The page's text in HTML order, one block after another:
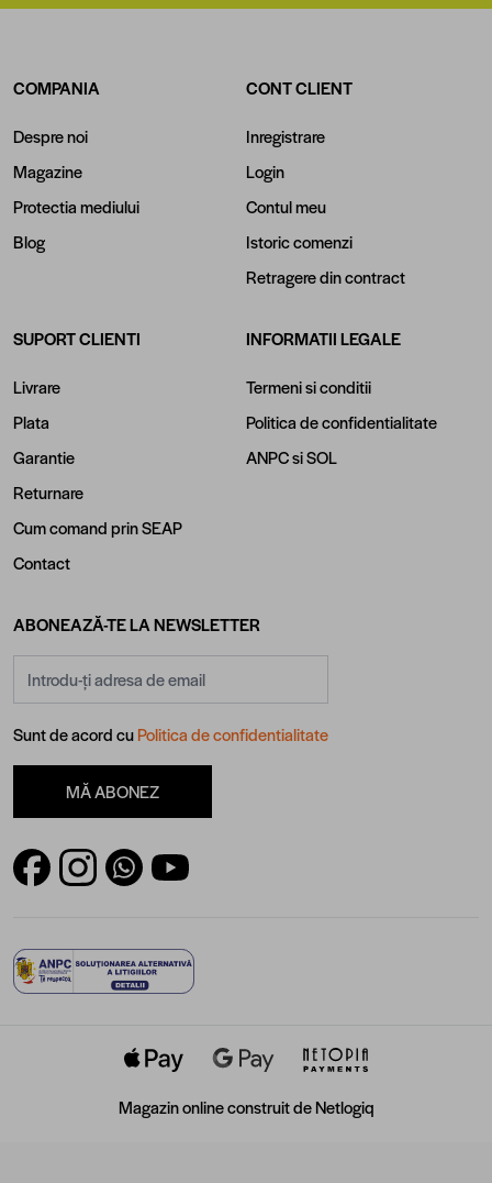
COMPANIA
Despre noi
Magazine
Protectia mediului
Blog
CONT CLIENT
Inregistrare
Login
Contul meu
Istoric comenzi
Retragere din contract
SUPORT CLIENTI
Livrare
Plata
Garantie
Returnare
Cum comand prin SEAP
Contact
INFORMATII LEGALE
Termeni si conditii
Politica de confidentialitate
ANPCsiSOL
ABONEAZĂ-TE LA NEWSLETTER
Sunt de acord cuPolitica de confidentialitate
MĂ ABONEZ
Magazin online construit deNetlogiq